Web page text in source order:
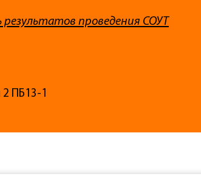
результатов проведения СОУТ
2 ПБ13-1